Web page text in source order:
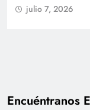
julio 7, 2026
Encuéntranos